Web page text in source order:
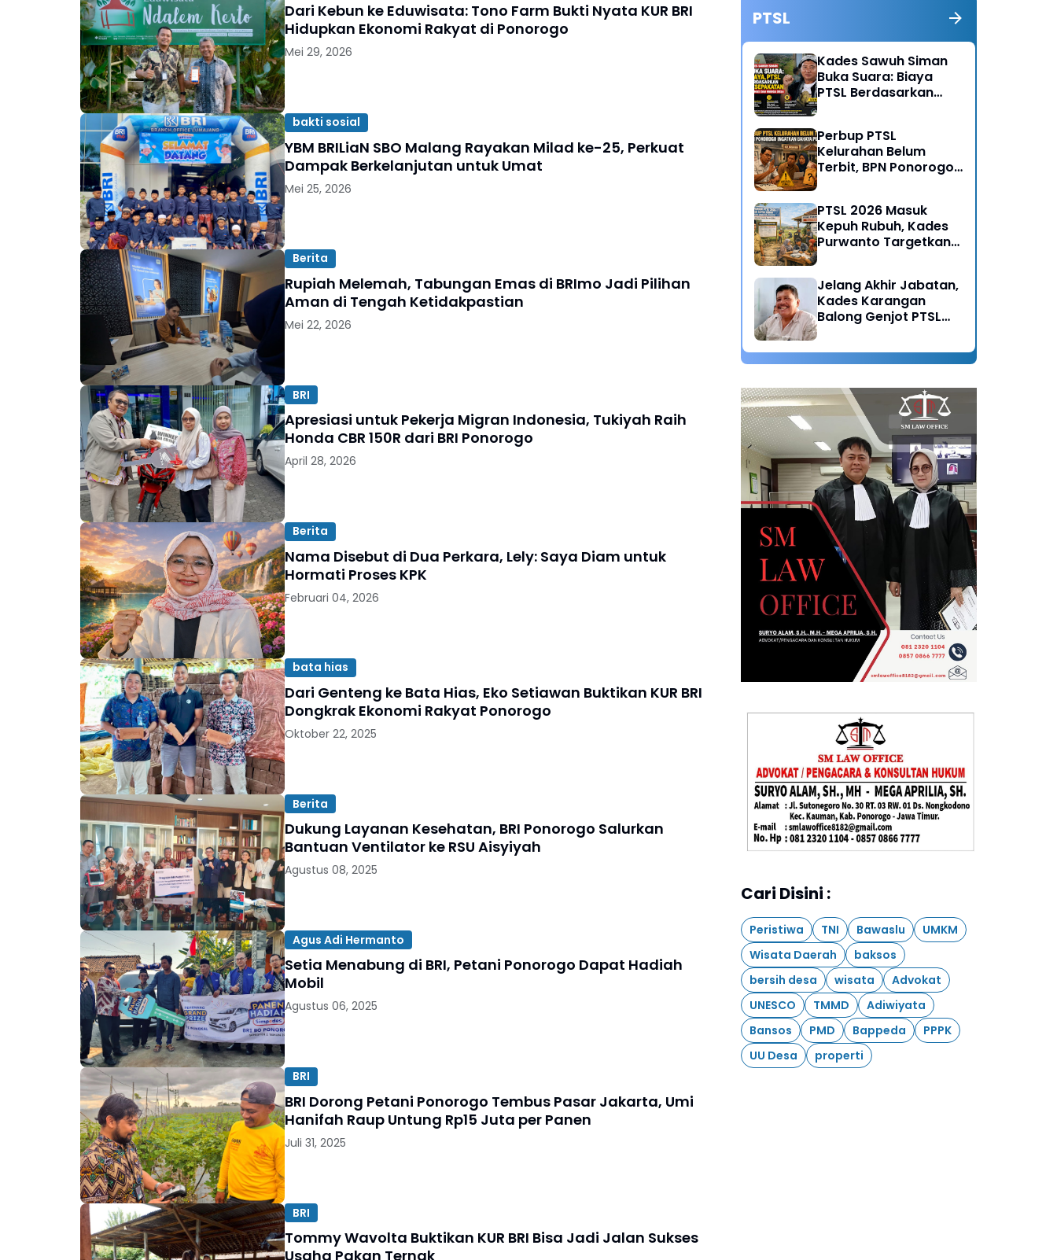
Dari Kebun ke Eduwisata: Tono Farm Bukti Nyata KUR BRI
Hidupkan Ekonomi Rakyat di Ponorogo
Mei 29, 2026
bakti sosial
YBM BRILiaN SBO Malang Rayakan Milad ke-25, Perkuat
Dampak Berkelanjutan untuk Umat
Mei 25, 2026
Berita
Rupiah Melemah, Tabungan Emas di BRImo Jadi Pilihan
Aman di Tengah Ketidakpastian
Mei 22, 2026
BRI
Apresiasi untuk Pekerja Migran Indonesia, Tukiyah Raih
Honda CBR 150R dari BRI Ponorogo
April 28, 2026
Berita
Nama Disebut di Dua Perkara, Lely: Saya Diam untuk
Hormati Proses KPK
Februari 04, 2026
bata hias
Dari Genteng ke Bata Hias, Eko Setiawan Buktikan KUR BRI
Dongkrak Ekonomi Rakyat Ponorogo
Oktober 22, 2025
Berita
Dukung Layanan Kesehatan, BRI Ponorogo Salurkan
Bantuan Ventilator ke RSU Aisyiyah
Agustus 08, 2025
Agus Adi Hermanto
Setia Menabung di BRI, Petani Ponorogo Dapat Hadiah
Mobil
Agustus 06, 2025
BRI
BRI Dorong Petani Ponorogo Tembus Pasar Jakarta, Umi
Hanifah Raup Untung Rp15 Juta per Panen
Juli 31, 2025
BRI
Tommy Wavolta Buktikan KUR BRI Bisa Jadi Jalan Sukses
Usaha Pakan Ternak
PTSL
Kades Sawuh Siman
Buka Suara: Biaya
PTSL Berdasarkan
Perbup PTSL
Kelurahan Belum
Terbit, BPN Ponorogo
PTSL 2026 Masuk
Kepuh Rubuh, Kades
Purwanto Targetkan
Jelang Akhir Jabatan,
Kades Karangan
Balong Genjot PTSL
Administrasi untuk
Generasi Mendatang
Cari Disini :
Peristiwa TNI Bawaslu
UMKM
Wisata Daerah
baksos
bersih desa
wisata
Advokat
UNESCO
TMMD
Adiwiyata
Bansos
PMD Bappeda
PPPK
UU Desa
properti